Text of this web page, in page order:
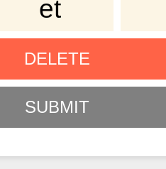
et
DELETE
SUBMIT